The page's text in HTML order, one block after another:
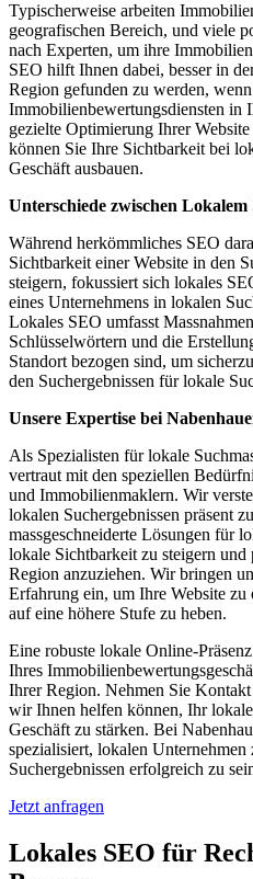
Typischerweise arbeiten
geografischen Bereich, und viele
nach Experten, um ihre
SEO hilft Ihnen dabei, besser in
Region gefunden zu werden,
Immobilienbewertungsdiensten in
gezielte Optimierung Ihrer
können Sie Ihre Sichtbarkeit bei
Geschäft ausbauen.
Unterschiede zwischen
Während herkömmliches SEO
Sichtbarkeit einer Website in den
steigern, fokussiert sich lokales
eines Unternehmens in lokalen
Lokales SEO umfasst
Schlüsselwörtern und die
Standort bezogen sind, um
den Suchergebnissen für lokale
Unsere Expertise bei
Als Spezialisten für lokale
vertraut mit den speziellen
und Immobilienmaklern. Wir
lokalen Suchergebnissen präsent
massgeschneiderte Lösungen für
lokale Sichtbarkeit zu steigern
Region anzuziehen. Wir bringen
Erfahrung ein, um Ihre Website
auf eine höhere Stufe zu heben.
Eine robuste lokale Online-
Ihres
Ihrer Region. Nehmen Sie
wir Ihnen helfen können, Ihr
Geschäft zu stärken. Bei
spezialisiert, lokalen
Suchergebnissen erfolgreich zu
Jetzt anfragen
Lokales SEO für